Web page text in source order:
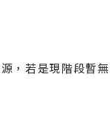
，若是現階段暫